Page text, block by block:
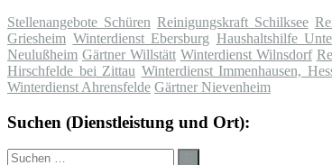
Stellenangebote Schüren Reinigungskraft Schilksee
Griesheim Winterdienst Ebersburg Haushaltshilfe
Neulußheim Gärtner Willstätt Winterdienst Wilnsdorf
Hirschfelde bei Zittau Winterdienst Immenhausen,
Winterdienst Ahrensfelde Gärtner Nievenheim
Suchen (Dienstleistung und Ort):
Suche